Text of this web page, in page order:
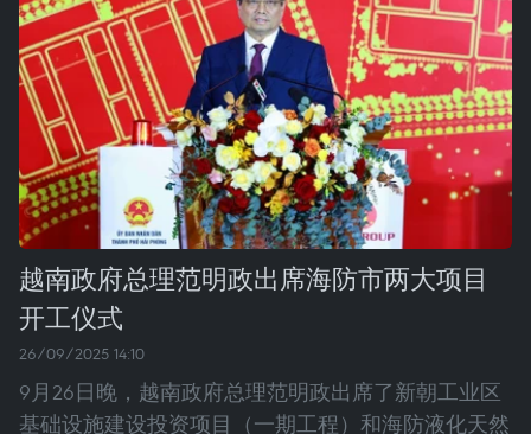
越南政府总理范明政出席海防市两大项目
开工仪式
26/09/2025 14:10
9月26日晚，越南政府总理范明政出席了新朝工业区
基础设施建设投资项目（一期工程）和海防液化天然